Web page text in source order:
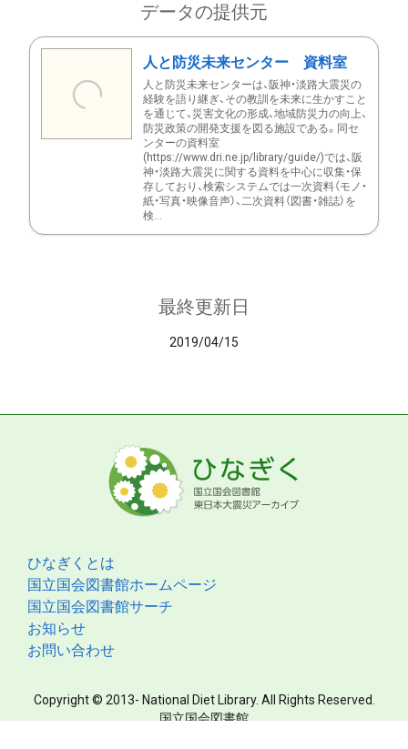
データの提供元
人と防災未来センター 資料室
人と防災未来センターは、阪神・淡路大震災の
経験を語り継ぎ、その教訓を未来に生かすこと
を通じて、災害文化の形成、地域防災力の向上、
防災政策の開発支援を図る施設である。同セ
ンターの資料室
(https://www.dri.ne.jp/library/guide/)では、阪
神・淡路大震災に関する資料を中心に収集・保
存しており、検索システムでは一次資料（モノ・
紙・写真・映像音声）、二次資料（図書・雑誌）を
検...
最終更新日
2019/04/15
ひなぎくとは
国立国会図書館ホームページ
国立国会図書館サーチ
お知らせ
お問い合わせ
Copyright © 2013- National Diet Library. All Rights Reserved.